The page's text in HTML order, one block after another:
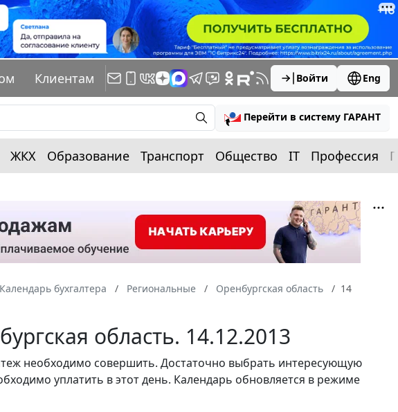
Клиентам Войти Eng
Перейти в систему ГАРАНТ
ЖКХ Образование Транспорт Общество IT Профессия
Календарь бухгалтера Региональные Оренбургская область
14
область. 14.12.2013
необходимо совершить. Достаточно выбрать интересующую
уплатить в этот день. Календарь обновляется в режиме